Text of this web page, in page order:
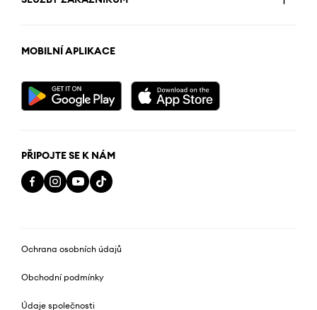
MOBILNÍ APLIKACE
PŘIPOJTE SE K NÁM
Ochrana osobních údajů
Obchodní podmínky
Údaje společnosti